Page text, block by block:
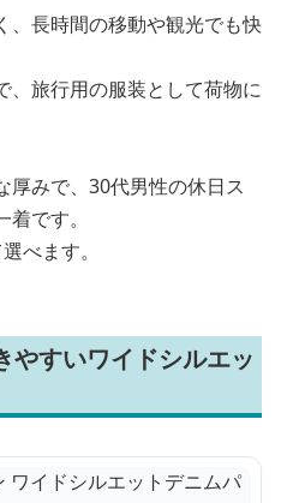
、長時間の移動や観光でも快
、旅行用の服装として荷物に
厚みで、30代男性の休日ス
です。
べます。
やすいワイドシルエッ